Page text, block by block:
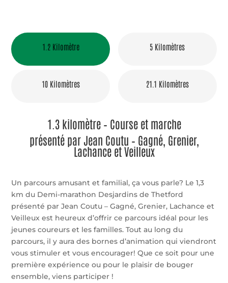
1.2 Kilomètre 5 Kilomètres
10 Kilomètres 21.1 Kilomètres
1.3 kilomètre – Course et marche
présenté par Jean Coutu – Gagné, Grenier,
Lachance et Veilleux
Un parcours amusant et familial, ça vous parle? Le 1,3
km du Demi-marathon Desjardins de Thetford
présenté par Jean Coutu – Gagné, Grenier, Lachance et
Veilleux est heureux d’offrir ce parcours idéal pour les
jeunes coureurs et les familles. Tout au long du
parcours, il y aura des bornes d’animation qui viendront
vous stimuler et vous encourager! Que ce soit pour une
première expérience ou pour le plaisir de bouger
ensemble, viens participer !